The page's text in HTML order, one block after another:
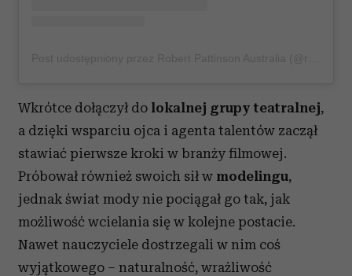
Wkrótce dołączył do lokalnej grupy teatralnej,
a dzięki wsparciu ojca i agenta talentów zaczął
stawiać pierwsze kroki w branży filmowej.
Próbował również swoich sił w modelingu,
jednak świat mody nie pociągał go tak, jak
możliwość wcielania się w kolejne postacie.
Nawet nauczyciele dostrzegali w nim coś
wyjątkowego – naturalność, wrażliwość